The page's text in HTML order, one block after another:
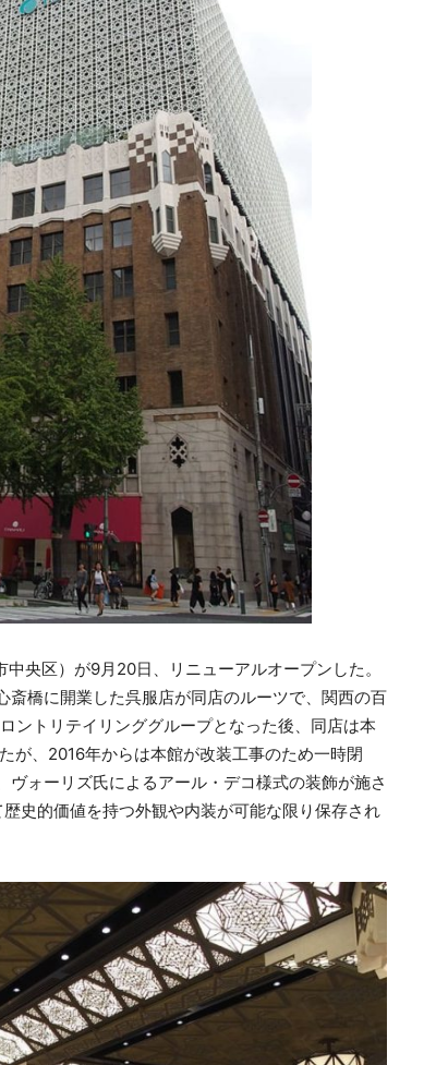
央区）が9月20日、リニューアルオープンした。
橋に開業した呉服店が同店のルーツで、関西の百
ントリテイリンググループとなった後、同店は本
が、2016年からは本館が改装工事のため一時閉
ォーリズ氏によるアール・デコ様式の装飾が施さ
史的価値を持つ外観や内装が可能な限り保存され